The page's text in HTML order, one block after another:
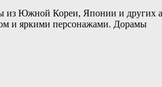
Южной Кореи, Японии и других
и яркими персонажами. Дорамы